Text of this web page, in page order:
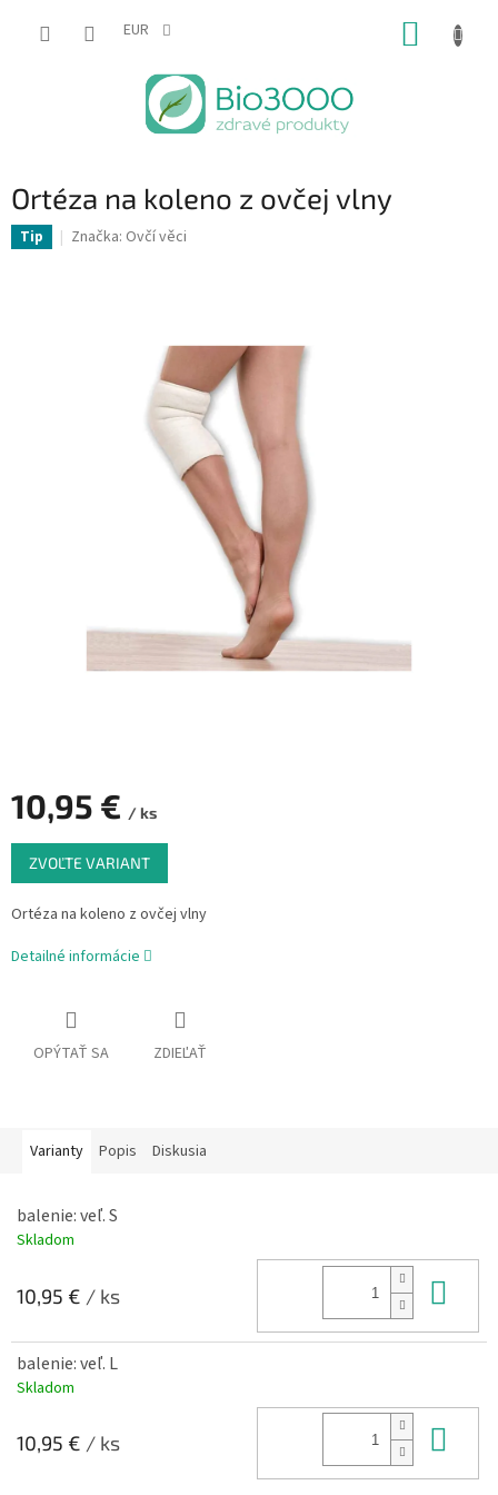
EUR
Ortéza na koleno z ovčej vlny
Tip Značka: Ovčí věci
10,95 € / ks
Jednotková
cena:
ZVOĽTE VARIANT
Ortéza na koleno z ovčej vlny
Detailné informácie
OPÝTAŤ SA ZDIEĽAŤ
Varianty Popis Diskusia
balenie: veľ. S
Skladom
10,95 € / ks
balenie: veľ. L
Skladom
10,95 € / ks